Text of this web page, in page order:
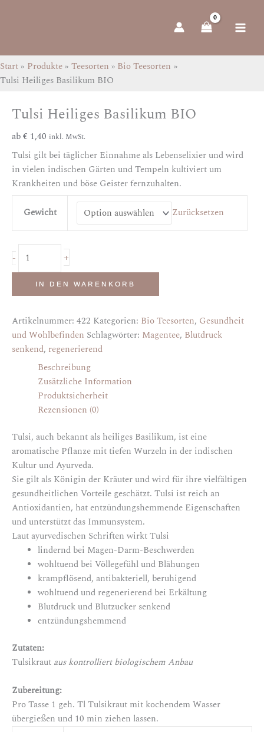
Start Produkte Teesorten
Bio Teesorten
Tulsi Heiliges Basilikum BIO
Tulsi Heiliges Basilikum BIO
ab€ 1,40 inkl. MwSt.
Tulsi gilt bei täglicher Einnahme als Lebenselixier und wird
in vielen indischen Gärten und Tempeln kultiviert um
Krankheiten und böse Geister fernzuhalten.
Gewicht Zurücksetzen
-
Menge
+
IN DEN WARENKORB
Artikelnummer: 422 Kategorien: Bio Teesorten, Gesundheit
und Wohlbefinden Schlagwörter: Magentee, Blutdruck
senkend, regenerierend
Beschreibung
Zusätzliche Information
Produktsicherheit
Rezensionen (0)
Tulsi, auch bekannt als heiliges Basilikum, ist eine
aromatische Pflanze mit tiefen Wurzeln in der indischen
Kultur und Ayurveda.
Sie gilt als Königin der Kräuter und wird für ihre vielfältigen
gesundheitlichen Vorteile geschätzt. Tulsi ist reich an
Antioxidantien, hat entzündungshemmende Eigenschaften
und unterstützt das Immunsystem.
Laut ayurvedischen Schriften wirkt Tulsi
lindernd bei Magen-Darm-Beschwerden
wohltuend bei Völlegefühl und Blähungen
krampflösend, antibakteriell, beruhigend
wohltuend und regenerierend bei Erkältung
Blutdruck und Blutzucker senkend
entzündungshemmend
Zutaten:
Tulsikraut aus kontrolliert biologischem Anbau
Zubereitung:
Pro Tasse 1 geh. Tl Tulsikraut mit kochendem Wasser
übergießen und 10 min ziehen lassen.